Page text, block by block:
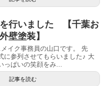
行いました 【千葉お
壁塗装】
イク事務員の山口です。 先
に参列させてもらいました♪ 大
っぱいの笑顔をみ...
記事を読む